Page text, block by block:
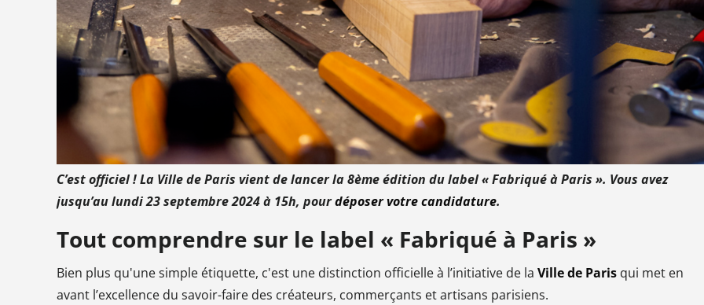
C’est officiel ! La Ville de Paris vient de lancer la 8ème édition du label « Fabriqué à Paris ». Vous avez
jusqu’au lundi 23 septembre 2024 à 15h, pourdéposer votre candidature.
Tout comprendre sur le label « Fabriqué à Paris »
Bien plus qu'une simple étiquette, c'est une distinction officielle à l’initiative de la Ville de Paris qui met en
avant l’excellence du savoir-faire des créateurs, commerçants et artisans parisiens.